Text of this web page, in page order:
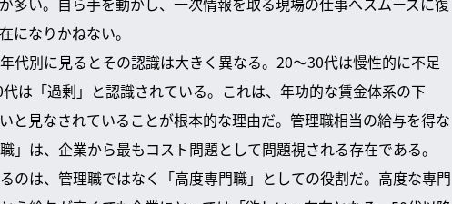
になりかねない。
代別に見るとその認識は大きく異なる。20〜30代は慢性的に不足
は「過剰」と認識されている。これは、年功的な賃金体系の下
と見なされていることが根本的な理由だ。管理職相当の給与を得な
」は、企業から最もコスト問題として問題視される存在である。
のは、管理職ではなく「高度専門職」としての役割だ。高度な専門